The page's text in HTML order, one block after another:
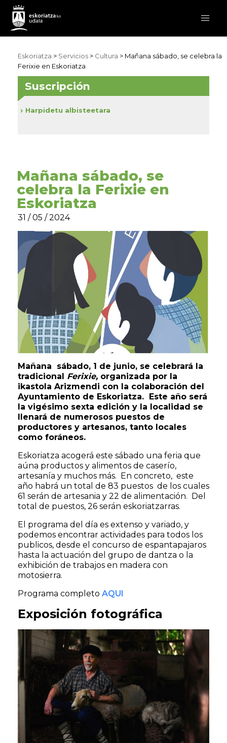
Eskoriatza > Servicios > Cultura > Mañana sábado, se celebra la
Ferixie en Eskoriatza
Mañana sábado, se
celebra la Ferixie en
Eskoriatza
31 / 05 / 2024
Mañana sábado, 1 de junio, se celebrará la
tradicional Ferixie, organizada por la
ikastola Arizmendi con la colaboración del
Ayuntamiento de Eskoriatza. Este año será
la vigésimo sexta edición y la localidad se
llenará de numerosos puestos de
productores y artesanos, tanto locales
como foráneos.
Eskoriatza acogerá este sábado una feria que
aúna productos y alimentos de caserío,
artesanía y muchos más. En concreto, este
año habrá un total de 83 puestos de los cuales
61 serán de artesania y 22 de alimentación. Del
total de puestos, 26 serán eskoriatzarras.
El programa del día es extenso y variado, y
podemos encontrar actividades para todos los
publicos, desde el concurso de espantapajaros
hasta la actuación del grupo de dantza o la
exhibición de trabajos en madera con
motosierra.
Programa completo AQUI
Exposición fotográfica
Suscripción
Harpidetu albisteetara